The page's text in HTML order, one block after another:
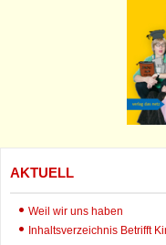
AKTUELL
Weil wir uns haben
Inhaltsverzeichnis Betrifft